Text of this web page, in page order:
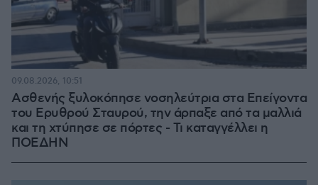
Ασθενής ξυλοκόπησε νοσηλεύτρια στα Επείγοντα
του Ερυθρού Σταυρού, την άρπαξε από τα μαλλιά
και τη χτύπησε σε πόρτες - Τι καταγγέλλει η
ΠΟΕΔΗΝ
09.08.2026, 10:51